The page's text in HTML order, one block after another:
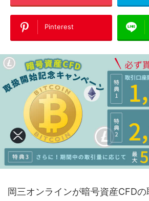
Pinterest
岡三オンラインが暗号資産CFD